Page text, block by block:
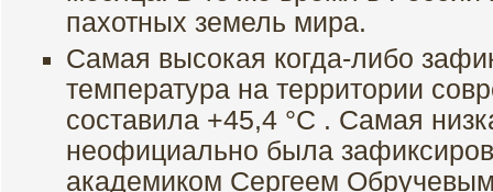
пахотных земель мира.
Самая высокая когда-либо
температура на территории
составила +45,4 °C . Самая
неофициально была
академиком Сергеем